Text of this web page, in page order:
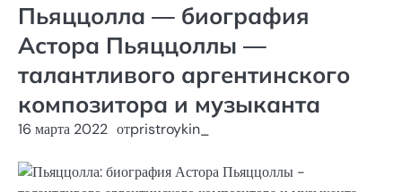
Пьяццолла — биография
Астора Пьяццоллы —
талантливого аргентинского
композитора и музыканта
16 марта 2022 отpristroykin_